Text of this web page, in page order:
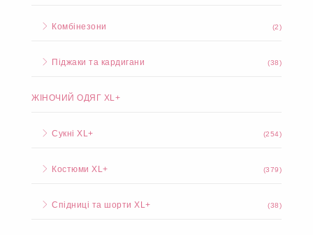
Комбінезони (2)
Піджаки та кардигани (38)
ЖІНОЧИЙ ОДЯГ XL+
Сукні XL+ (254)
Костюми XL+ (379)
Спідниці та шорти XL+ (38)